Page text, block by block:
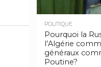
POLITIQUE
Pourquoi la
l’Algérie
généraux
Poutine?